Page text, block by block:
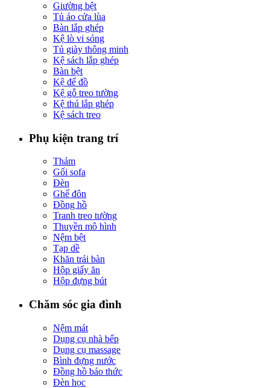
Giường bệt
Tủ áo cửa lùa
Bàn lắp ghép
Kệ lò vi sóng
Tủ giày thông minh
Kệ sách lắp ghép
Bàn bệt
Kệ để đồ
Kệ gỗ treo tường
Kệ thú lắp ghép
Kệ sách treo
Phụ kiện trang trí
Thảm
Gối sofa
Đèn
Ghế đôn
Đồng hồ
Tranh treo tường
Thuyền mô hình
Nệm bệt
Tạp dề
Khăn trải bàn
Hộp giấy ăn
Hộp đựng bút
Chăm sóc gia đình
Nệm mát
Dụng cụ nhà bếp
Dụng cụ massage
Bình đựng nước
Đồng hồ báo thức
Đèn học